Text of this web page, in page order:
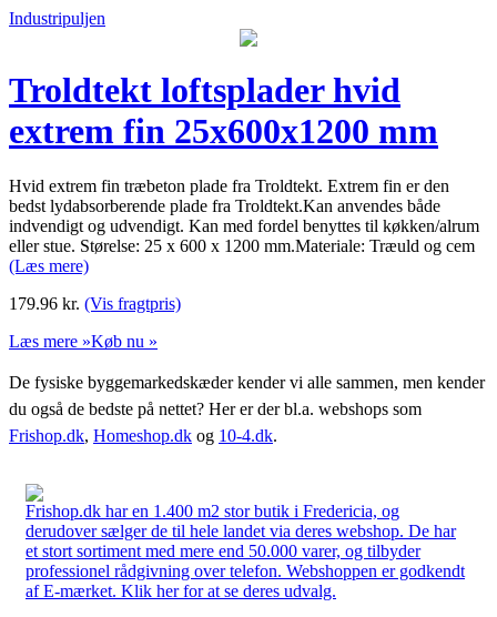
Industripuljen
Troldtekt loftsplader hvid
extrem fin 25x600x1200 mm
Hvid extrem fin træbeton plade fra Troldtekt. Extrem fin er den
bedst lydabsorberende plade fra Troldtekt.Kan anvendes både
indvendigt og udvendigt. Kan med fordel benyttes til køkken/alrum
eller stue. Størelse: 25 x 600 x 1200 mm.Materiale: Træuld og cem
(Læs mere)
179.96 kr. (Vis fragtpris)
Læs mere »Køb nu »
De fysiske byggemarkedskæder kender vi alle sammen, men kender
du også de bedste på nettet? Her er der bl.a. webshops som
Frishop.dk, Homeshop.dk og 10-4.dk.
Frishop.dk har en 1.400 m2 stor butik i Fredericia, og
derudover sælger de til hele landet via deres webshop. De har
et stort sortiment med mere end 50.000 varer, og tilbyder
professionel rådgivning over telefon. Webshoppen er godkendt
af E-mærket. Klik her for at se deres udvalg.